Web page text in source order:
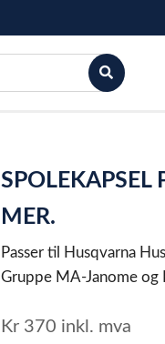
SPOLEKAPSEL
MER.
Passer til Husqvarna
Gruppe MA-Janome og
Kr 370 inkl. mva